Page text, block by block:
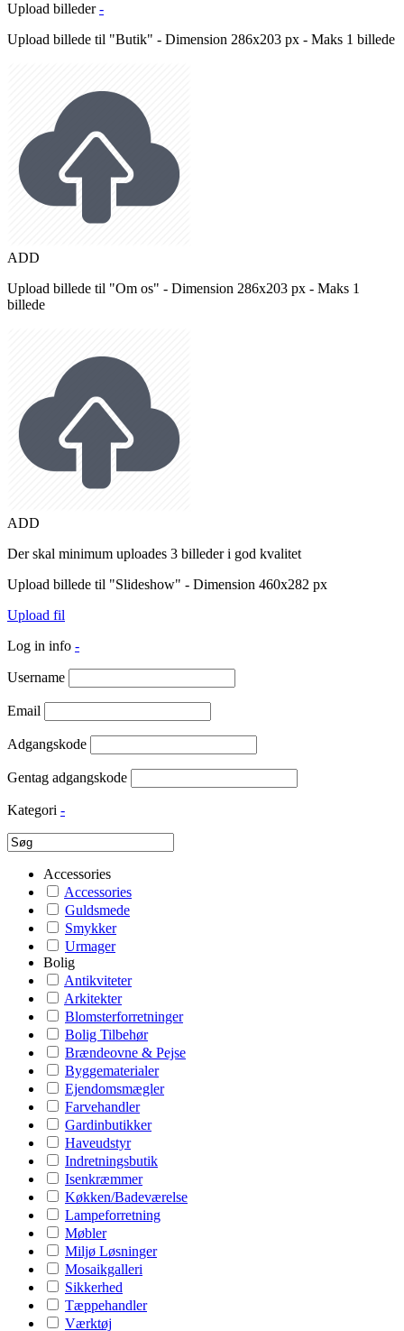
Upload billeder -
Upload billede til "Butik" - Dimension 286x203 px - Maks 1 billede
ADD
Upload billede til "Om os" - Dimension 286x203 px - Maks 1
billede
ADD
Der skal minimum uploades 3 billeder i god kvalitet
Upload billede til "Slideshow" - Dimension 460x282 px
Upload fil
Log in info -
Username
Email
Adgangskode
Gentag adgangskode
Kategori -
Accessories
Accessories
Guldsmede
Smykker
Urmager
Bolig
Antikviteter
Arkitekter
Blomsterforretninger
Bolig Tilbehør
Brændeovne & Pejse
Byggematerialer
Ejendomsmægler
Farvehandler
Gardinbutikker
Haveudstyr
Indretningsbutik
Isenkræmmer
Køkken/Badeværelse
Lampeforretning
Møbler
Miljø Løsninger
Mosaikgalleri
Sikkerhed
Tæppehandler
Værktøj